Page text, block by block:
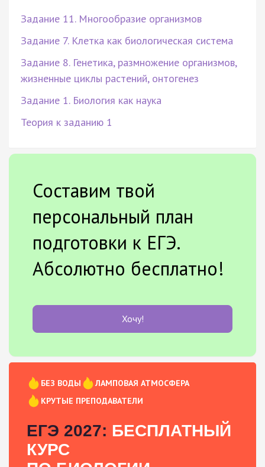
Задание 11. Многообразие организмов
Задание 7. Клетка как биологическая система
Задание 8. Генетика, размножение организмов,
жизненные циклы растений, онтогенез
Задание 1. Биология как наука
Теория к заданию 1
Составим твой
персональный план
подготовки к ЕГЭ.
Абсолютно бесплатно!
Хочу!
БЕЗ ВОДЫ
ЛАМПОВАЯ АТМОСФЕРА
КРУТЫЕ ПРЕПОДАВАТЕЛИ
ЕГЭ 2027: БЕСПЛАТНЫЙ
КУРС